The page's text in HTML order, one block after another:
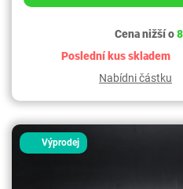
Cena nižší o
Poslední kus skladem
Nabídni částku
Výprodej